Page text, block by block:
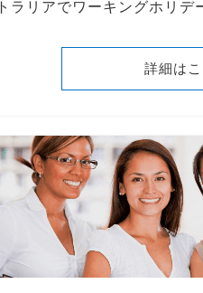
トラリアでワーキングホリデ
詳細は